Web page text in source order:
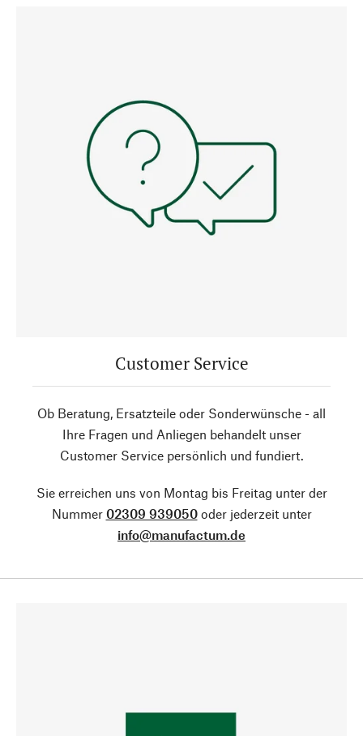
Customer Service
Ob Beratung, Ersatzteile oder Sonderwünsche - all
Ihre Fragen und Anliegen behandelt unser
Customer Service persönlich und fundiert.
Sie erreichen uns von Montag bis Freitag unter der
Nummer 02309 939050oder jederzeit unter
info@manufactum.de